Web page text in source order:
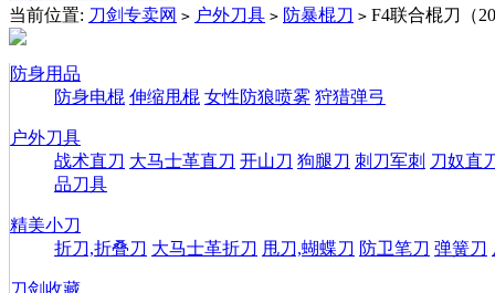
当前位置: 刀剑专卖网 > 户外刀具 > 防暴棍刀 > F4联合棍刀（
防身用品
防身电棍 伸缩甩棍 女性防狼喷雾 狩猎弹弓
户外刀具
战术直刀 大马士革直刀 开山刀 狗腿刀 刺刀军刺 刀奴直
品刀具
精美小刀
折刀,折叠刀 大马士革折刀 甩刀,蝴蝶刀 防卫笔刀 弹簧刀
刀剑收藏